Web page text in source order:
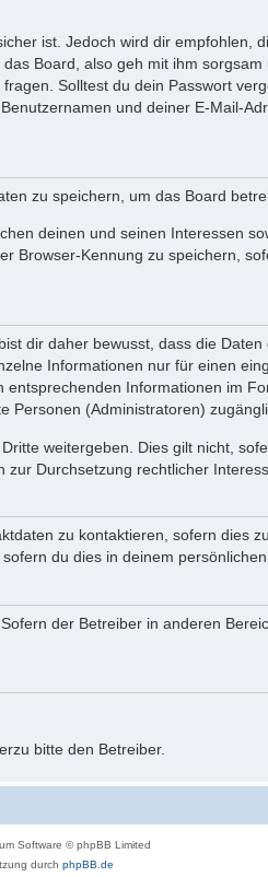
ist. Jedoch wird dir empfohlen,
Board, also geh mit ihm
Solltest du dein Passwort
und deiner E-Mail-
zu speichern, um das Board
deinen und seinen Interessen
Browser-Kennung zu speichern,
dir daher bewusst, dass die
Informationen nur für einen
Informationen im
Personen (Administratoren)
weitergeben. Dies gilt nicht,
Durchsetzung rechtlicher
zu kontaktieren, sofern dies
du dies in deinem
der Betreiber in anderen
bitte den Betreiber.
Software © phpBB Limited
durch phpBB.de